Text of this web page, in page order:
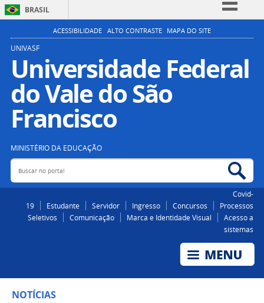
BRASIL
Simplifique!
Participe
Acesso à informação
Legislação
ACESSIBILIDADE ALTO CONTRASTE MAPA DO SITE
UNIVASF
Universidade Federal
do Vale do São
Francisco
MINISTÉRIO DA EDUCAÇÃO
Buscar no portal
Covid-
19
Estudante Servidor Ingresso Concursos
Processos
Seletivos
Comunicação Marca e Identidade Visual
Acesso a
sistemas
NOTÍCIAS